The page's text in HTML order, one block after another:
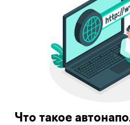
Что такое